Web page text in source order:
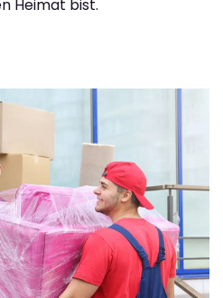
Heimat bist.